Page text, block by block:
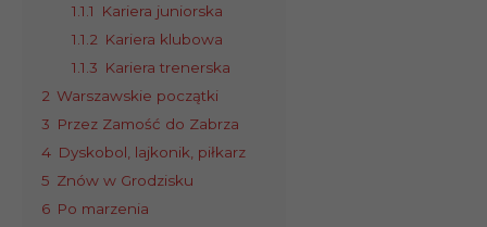
1.1.1
Kariera juniorska
1.1.2 Kariera klubowa
1.1.3 Kariera trenerska
2 Warszawskie początki
3 Przez Zamość do Zabrza
4 Dyskobol, lajkonik, piłkarz
5 Znów w Grodzisku
6 Po marzenia